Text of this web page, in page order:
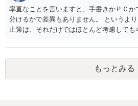
率直なことを言いますと、手書きかＰＣ
分けるかで差異もありません。 というよ
止策は、それだけではほとんど考慮して
やカウンセリング・治療の内容 ・利用し
護観察所と連携した職業支援の内容や具
督者の証言 など、証拠で担保された客観
なければあまり意味がありません。 もと
もっとみる